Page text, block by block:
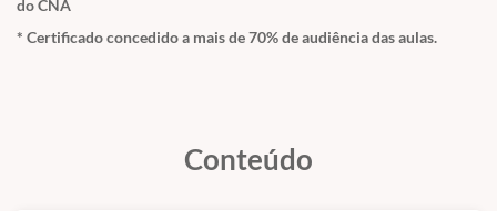
discussão dos grandes temas da atualidade com a aplicação de
oportunidade ímpar para o debate técnico-científico de temas
atuais, que afetam o exercício profissional de nossa especialidade,
transação bancária.
do CNA
* Certificado concedido a mais de 70% de audiência das aulas.
Conteúdo